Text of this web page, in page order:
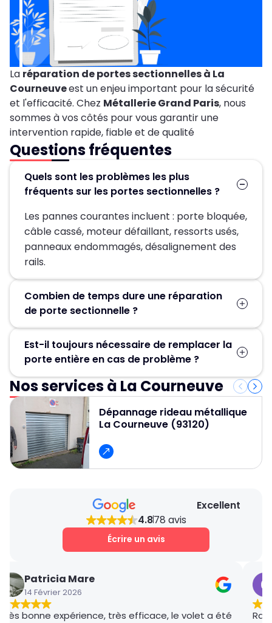
La réparation de portes sectionnelles à La
Courneuveest un enjeu important pour la sécurité
et l'efficacité. Chez Métallerie Grand Paris, nous
sommes à vos côtés pour vous garantir une
intervention rapide, fiable et de qualité
Questions fréquentes
Quels sont les problèmes les plus
fréquents sur les portes sectionnelles ?
Les pannes courantes incluent : porte bloquée,
câble cassé, moteur défaillant, ressorts usés,
panneaux endommagés, désalignement des
rails.
Combien de temps dure une réparation
de porte sectionnelle ?
une réparation peut être effectuée en
quelques heures, parfois dans la journée
même.
Est-il toujours nécessaire de remplacer la
porte entière en cas de problème ?
Non, la plupart du temps, nous réparons ou
remplaçons uniquement les pièces
défectueuses, ce qui est plus économique.
Nos services à La Courneuve
Dépannage rideau métallique
La Courneuve (93120)
Excellent
4.878 avis
Écrire un avis
Patricia Mare
14 Février 2026
Très bonne expérience, très efficace, le volet a été